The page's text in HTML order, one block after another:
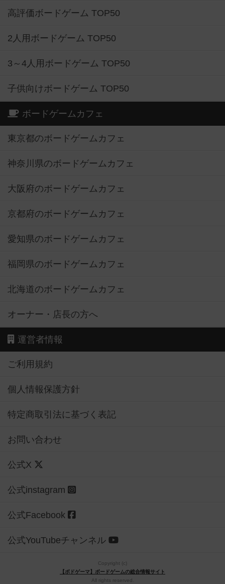
高評価ボードゲーム TOP50
2人用ボードゲーム TOP50
3～4人用ボードゲーム TOP50
子供向けボードゲーム TOP50
ボードゲームカフェ
東京都のボードゲームカフェ
神奈川県のボードゲームカフェ
大阪府のボードゲームカフェ
京都府のボードゲームカフェ
愛知県のボードゲームカフェ
福岡県のボードゲームカフェ
北海道のボードゲームカフェ
オーナー・店長の方へ
運営者情報
ご利用規約
個人情報保護方針
特定商取引法に基づく表記
お問い合わせ
公式X
公式instagram
公式Facebook
公式YouTubeチャンネル
Copyright (c)
【ボドゲーマ】ボードゲームの総合情報サイト
All rights reserved.